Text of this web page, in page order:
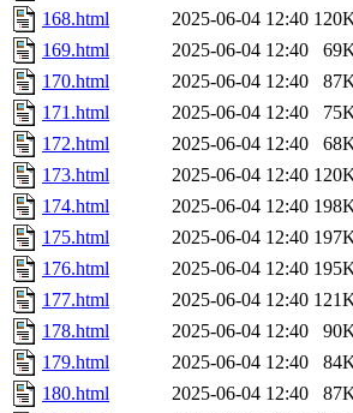
168.html
2025-06-04 12:40
169.html
2025-06-04 12:40
170.html
2025-06-04 12:40
171.html
2025-06-04 12:40
172.html
2025-06-04 12:40
173.html
2025-06-04 12:40
174.html
2025-06-04 12:40
175.html
2025-06-04 12:40
176.html
2025-06-04 12:40
177.html
2025-06-04 12:40
178.html
2025-06-04 12:40
179.html
2025-06-04 12:40
180.html
2025-06-04 12:40